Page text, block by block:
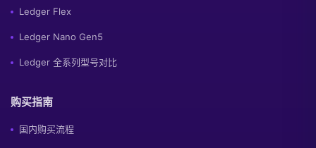
Ledger Flex
Ledger Nano Gen5
Ledger 全系列型号对比
购买指南
国内购买流程